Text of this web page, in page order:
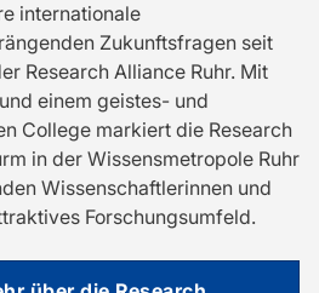
internationale
Zukunftsfragen seit
Research Alliance Ruhr. Mit
einem geistes- und
College markiert die Research
in der Wissensmetropole Ruhr
Wissenschaftlerinnen und
Forschungsumfeld.